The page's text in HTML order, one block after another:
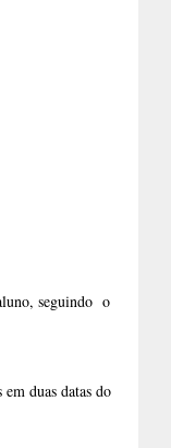
seguindo o
duas datas do